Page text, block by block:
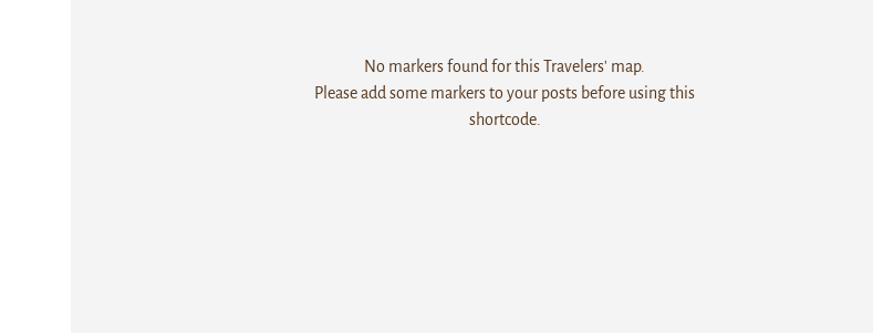
No markers found for this Travelers' map.
Please add some markers to your posts before using this
shortcode.